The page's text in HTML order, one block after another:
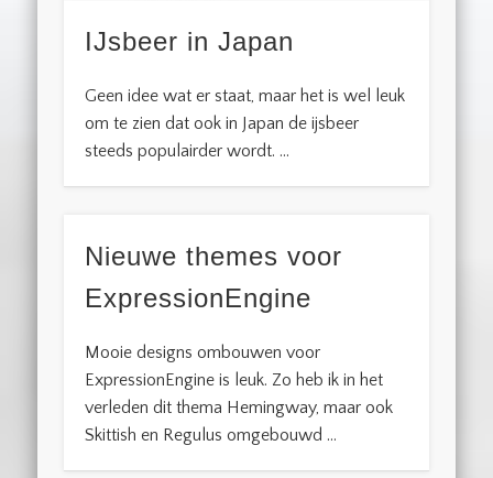
IJsbeer in Japan
Geen idee wat er staat, maar het is wel leuk
om te zien dat ook in Japan de ijsbeer
steeds populairder wordt. …
Nieuwe themes voor
ExpressionEngine
Mooie designs ombouwen voor
ExpressionEngine is leuk. Zo heb ik in het
verleden dit thema Hemingway, maar ook
Skittish en Regulus omgebouwd …